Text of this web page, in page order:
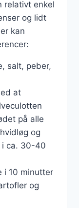
relativt enkel
og lidt
kan
salt, peber,
at
på alle
og
i ca. 30-40
i 10 minutter
og